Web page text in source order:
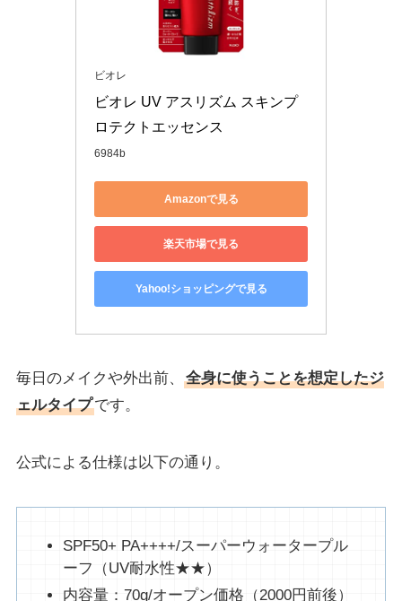
ビオレ
ビオレ UV アスリズム スキンプ
ロテクトエッセンス
6984b
Amazonで見る
楽天市場で見る
Yahoo!ショッピングで見る
毎日のメイクや外出前、 全身に使うことを想定したジ
ェルタイプです。
公式による仕様は以下の通り。
SPF50+ PA++++/スーパーウォータープル
ーフ（UV耐水性★★）
内容量：70g/オープン価格（2000円前後）